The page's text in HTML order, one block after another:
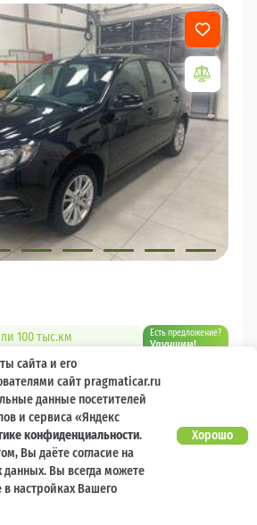
100 тыс.км Есть предложение?
Улучшим!
Механическая
сайта и его
сайт pragmaticar.ru
данные посетителей
и сервиса «Яндекс
конфиденциальности.
Вы даёте согласие на
Вы всегда можете
настройках Вашего
Хорошо